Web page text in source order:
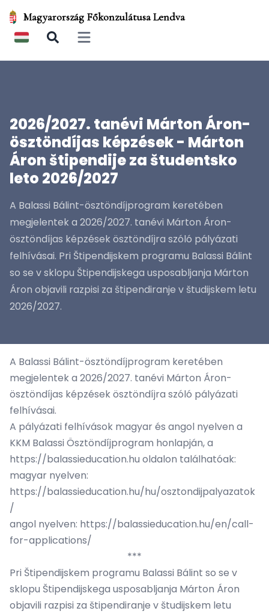
Magyarország Főkonzulátusa Lendva
Open main menu
2026/2027. tanévi Márton Áron-
ösztöndíjas képzések - Márton
Áron štipendije za študentsko
leto 2026/2027
A Balassi Bálint-ösztöndíjprogram keretében
megjelentek a 2026/2027. tanévi Márton Áron-
ösztöndíjas képzések ösztöndíjra szóló pályázati
felhívásai. Pri Štipendijskem programu Balassi Bálint
so se v sklopu Štipendijskega usposabljanja Márton
Áron objavili razpisi za štipendiranje v študijskem letu
2026/2027.
A Balassi Bálint-ösztöndíjprogram keretében
megjelentek a 2026/2027. tanévi Márton Áron-
ösztöndíjas képzések ösztöndíjra szóló pályázati
felhívásai.
A pályázati felhívások magyar és angol nyelven a
KKM Balassi Ösztöndíjprogram honlapján, a
https://balassieducation.hu oldalon találhatóak:
magyar nyelven:
https://balassieducation.hu/hu/osztondijpalyazatok
/
angol nyelven: https://balassieducation.hu/en/call-
for-applications/
***
Pri Štipendijskem programu Balassi Bálint so se v
sklopu Štipendijskega usposabljanja Márton Áron
objavili razpisi za štipendiranje v študijskem letu